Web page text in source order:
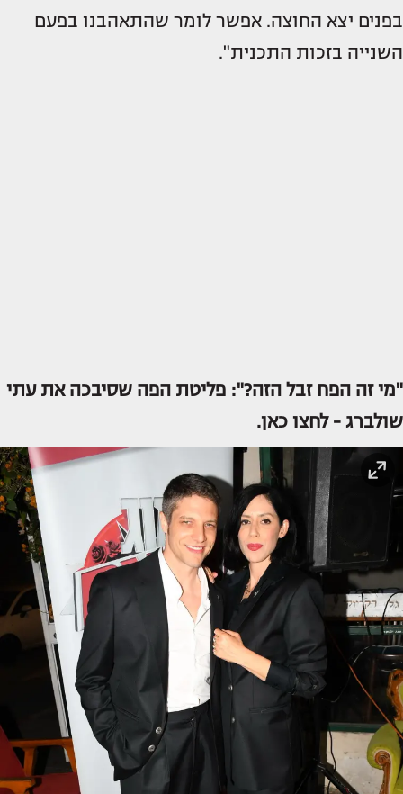
בפנים יצא החוצה. אפשר לומר שהתאהבנו בפעם
השנייה בזכות התכנית".
"מי זה הפח זבל הזה?": פליטת הפה שסיבכה את עתי
שולברג - לחצו כאן.